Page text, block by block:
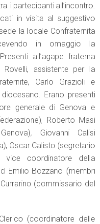
i partecipanti all’incontro.
in visita al suggestivo
la locale Confraternita
in omaggio la
all’agape fraterna
Rovelli, assistente per la
Carlo Grazioli e
Erano presenti
generale di Genova e
Roberto Masi
Giovanni Calisi
Oscar Calisto (segretario
coordinatore della
Emilio Bozzano (membri
(commissario del
(coordinatore delle